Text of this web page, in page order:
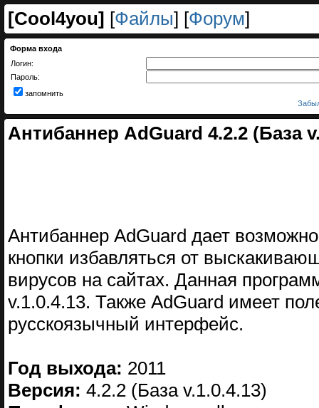
[Cool4you] [Файлы] [Форум]
Форма входа
Логин:
Пароль:
запомнить
Антибаннер AdGuard 4.2.2 (База
Антибаннер AdGuard дает
кнопки избавляться от
вирусов на сайтах. Данная
v.1.0.4.13. Также AdGuard имеет
русскоязычный интерфейс.
Год выхода: 2011
Версия: 4.2.2 (База v.1.0.4.13)